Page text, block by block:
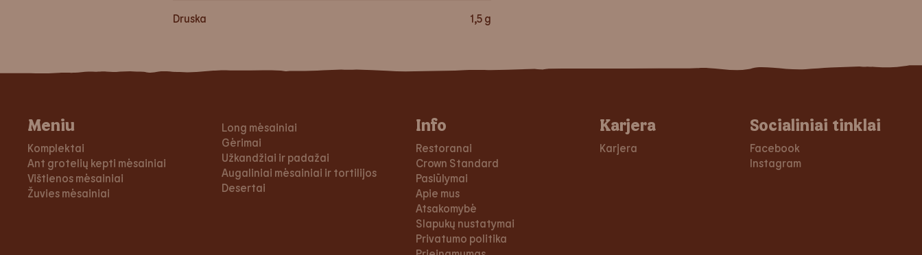
Druska 1,5 g
Meniu
Komplektai
Ant grotelių kepti mėsainiai
Vištienos mėsainiai
Žuvies mėsainiai
Long mėsainiai
Gėrimai
Užkandžiai ir padažai
Augaliniai mėsainiai ir tortilijos
Desertai
Info
Restoranai
Crown Standard
Pasiūlymai
Apie mus
Atsakomybė
Slapukų nustatymai
Privatumo politika
Karjera
Karjera
Socialiniai tinklai
Facebook
Instagram